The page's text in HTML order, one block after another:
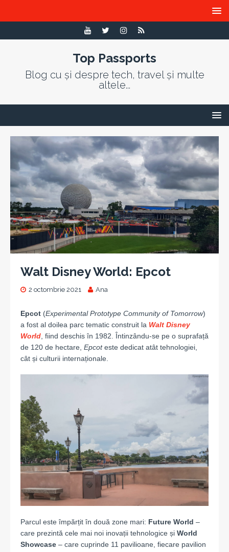
Top Passports
Blog cu și despre tech, travel și multe
altele...
Walt Disney World: Epcot
2 octombrie 2021 Ana
Epcot (Experimental Prototype Community of Tomorrow)
a fost al doilea parc tematic construit la Walt Disney
World, fiind deschis în 1982. Întinzându-se pe o suprafață
de 120 de hectare, Epcoteste dedicat atât tehnologiei,
cât și culturii internaționale.
Parcul este împărțit în două zone mari: Future World –
care prezintă cele mai noi inovații tehnologice și World
Showcase – care cuprinde 11 pavilioane, fiecare pavilion